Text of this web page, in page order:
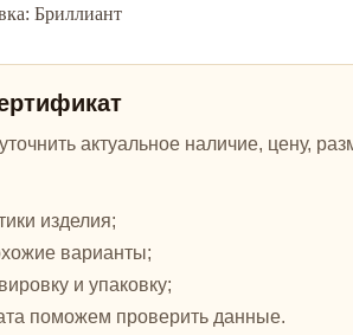
Бриллиант
актуальное наличие, цену,
изделия;
варианты;
и упаковку;
поможем проверить данные.